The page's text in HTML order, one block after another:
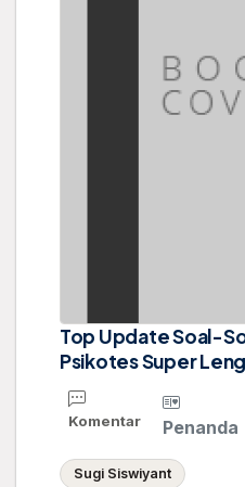
Top Update Soal-
Psikotes Super
Komentar Penanda
Sugi Siswiyant